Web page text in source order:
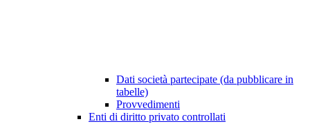
Dati società partecipate (da pubblicare in
tabelle)
Provvedimenti
Enti di diritto privato controllati